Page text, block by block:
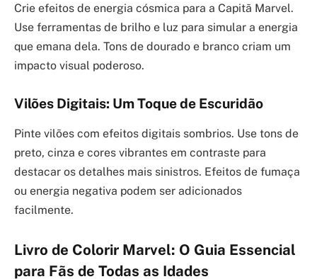
Crie efeitos de energia cósmica para a Capitã Marvel.
Use ferramentas de brilho e luz para simular a energia
que emana dela. Tons de dourado e branco criam um
impacto visual poderoso.
Vilões Digitais: Um Toque de Escuridão
Pinte vilões com efeitos digitais sombrios. Use tons de
preto, cinza e cores vibrantes em contraste para
destacar os detalhes mais sinistros. Efeitos de fumaça
ou energia negativa podem ser adicionados
facilmente.
Livro de Colorir Marvel: O Guia Essencial
para Fãs de Todas as Idades